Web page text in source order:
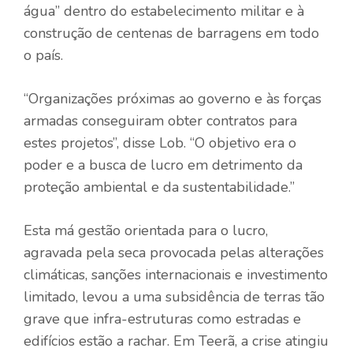
água” dentro do estabelecimento militar e à
construção de centenas de barragens em todo
o país.
“Organizações próximas ao governo e às forças
armadas conseguiram obter contratos para
estes projetos”, disse Lob. “O objetivo era o
poder e a busca de lucro em detrimento da
proteção ambiental e da sustentabilidade.”
Esta má gestão orientada para o lucro,
agravada pela seca provocada pelas alterações
climáticas, sanções internacionais e investimento
limitado, levou a uma subsidência de terras tão
grave que infra-estruturas como estradas e
edifícios estão a rachar. Em Teerã, a crise atingiu